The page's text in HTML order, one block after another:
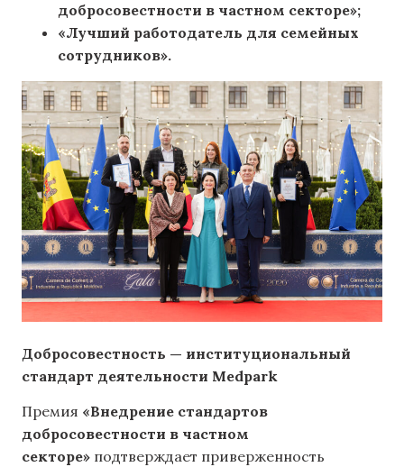
добросовестности в частном секторе»;
«Лучший работодатель для семейных
сотрудников».
Добросовестность — институциональный
стандарт деятельности Medpark
Премия «Внедрение стандартов
добросовестности в частном
секторе» подтверждает приверженность